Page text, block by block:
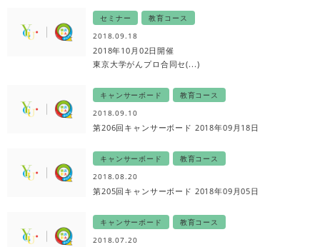
セミナー
教育コース
2018.09.18
2018年10月02日開催
東京大学がんプロ合同セ(...)
キャンサーボード
教育コース
2018.09.10
第206回キャンサーボード 2018年09月18日
キャンサーボード
教育コース
2018.08.20
第205回キャンサーボード 2018年09月05日
キャンサーボード
教育コース
2018.07.20